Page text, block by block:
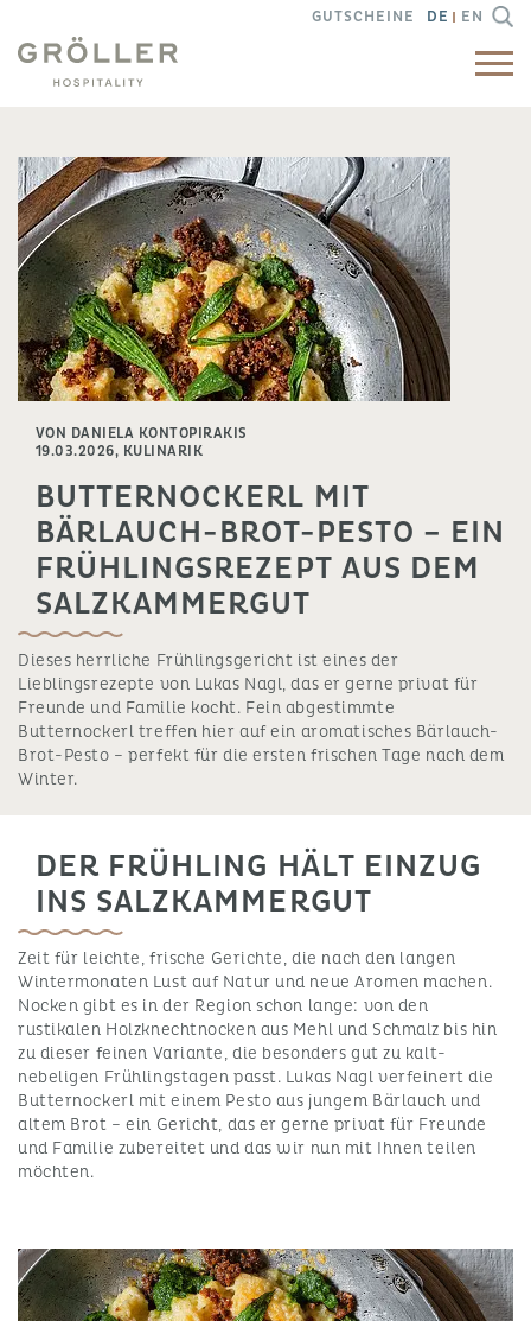
GUTSCHEINE DE EN
VON DANIELA KONTOPIRAKIS
19.03.2026, KULINARIK
BUTTERNOCKERL MIT
BÄRLAUCH-BROT-PESTO – EIN
FRÜHLINGSREZEPT AUS DEM
SALZKAMMERGUT
Dieses herrliche Frühlingsgericht ist eines der
Lieblingsrezepte von Lukas Nagl, das er gerne privat für
Freunde und Familie kocht. Fein abgestimmte
Butternockerl treffen hier auf ein aromatisches Bärlauch-
Brot-Pesto – perfekt für die ersten frischen Tage nach dem
Winter.
DER FRÜHLING HÄLT EINZUG
INS SALZKAMMERGUT
Zeit für leichte, frische Gerichte, die nach den langen
Wintermonaten Lust auf Natur und neue Aromen machen.
Nocken gibt es in der Region schon lange: von den
rustikalen Holzknechtnocken aus Mehl und Schmalz bis hin
zu dieser feinen Variante, die besonders gut zu kalt-
nebeligen Frühlingstagen passt. Lukas Nagl verfeinert die
Butternockerl mit einem Pesto aus jungem Bärlauch und
altem Brot – ein Gericht, das er gerne privat für Freunde
und Familie zubereitet und das wir nun mit Ihnen teilen
möchten.